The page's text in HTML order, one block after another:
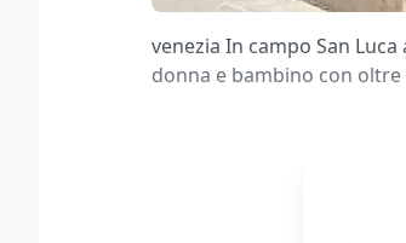
venezia In campo San
donna e bambino con oltre